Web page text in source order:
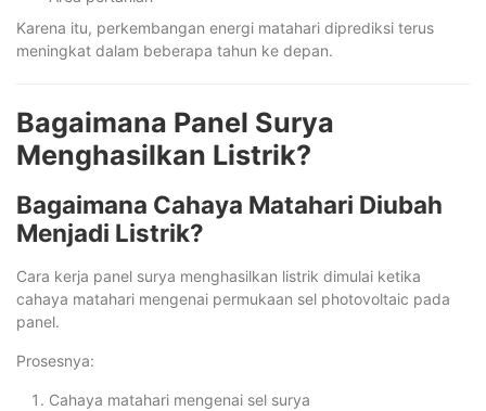
Karena itu, perkembangan energi matahari diprediksi terus
meningkat dalam beberapa tahun ke depan.
Bagaimana Panel Surya
Menghasilkan Listrik?
Bagaimana Cahaya Matahari Diubah
Menjadi Listrik?
Cara kerja panel surya menghasilkan listrik dimulai ketika
cahaya matahari mengenai permukaan sel photovoltaic pada
panel.
Prosesnya:
Cahaya matahari mengenai sel surya